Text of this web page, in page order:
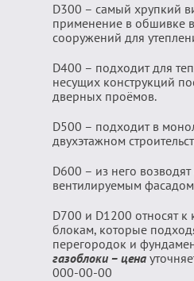
D300 – самый хрупкий
применение в обшивке
сооружений для
D400 – подходит для
несущих конструкций
дверных проёмов.
D500 – подходит в
двухэтажном
D600 – из него возводят
вентилируемым
D700 и D1200 относят
блокам, которые
перегородок и
газоблоки – цена
000-00-00